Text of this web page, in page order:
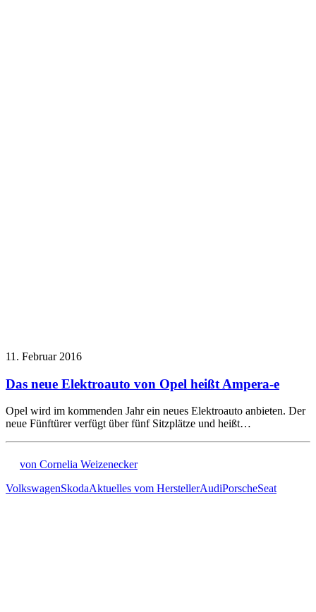
11. Februar 2016
Das neue Elektroauto von Opel heißt Ampera-e
Opel wird im kommenden Jahr ein neues Elektroauto anbieten. Der
neue Fünftürer verfügt über fünf Sitzplätze und heißt…
von Cornelia Weizenecker
VolkswagenSkodaAktuelles vom HerstellerAudiPorscheSeat